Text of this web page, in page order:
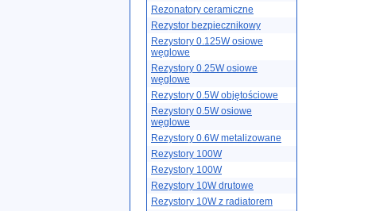
Rezonatory ceramiczne
Rezystor bezpiecznikowy
Rezystory 0.125W osiowe
węglowe
Rezystory 0.25W osiowe
węglowe
Rezystory 0.5W objętościowe
Rezystory 0.5W osiowe
węglowe
Rezystory 0.6W metalizowane
Rezystory 100W
Rezystory 100W
Rezystory 10W drutowe
Rezystory 10W z radiatorem